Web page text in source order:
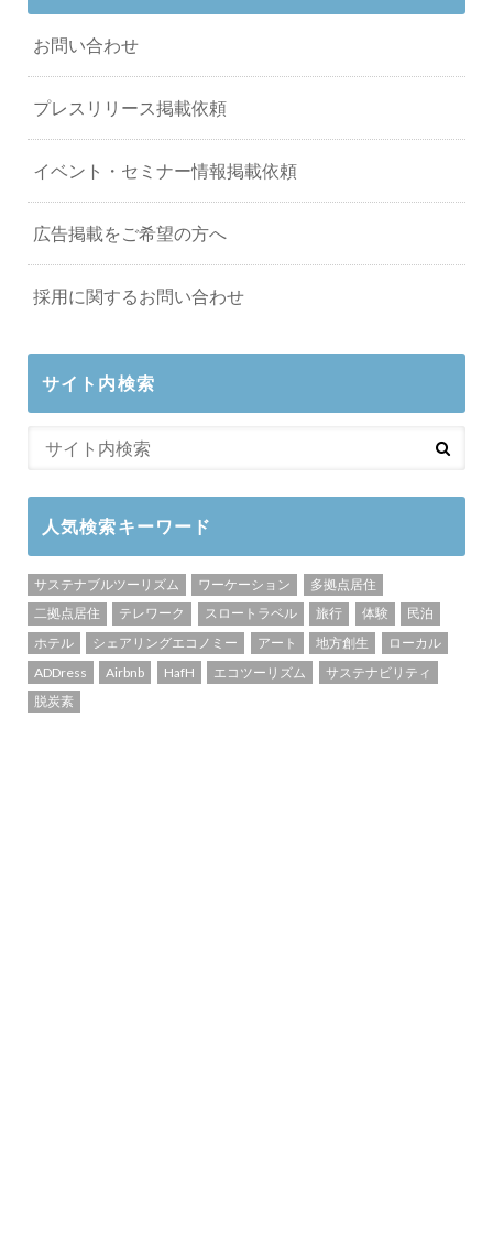
お問い合わせ
プレスリリース掲載依頼
イベント・セミナー情報掲載依頼
広告掲載をご希望の方へ
採用に関するお問い合わせ
サイト内検索
人気検索キーワード
サステナブルツーリズム ワーケーション
多拠点居住
二拠点居住
テレワーク スロートラベル 旅行 体験
民泊
ホテル
シェアリングエコノミー アート 地方創生
ローカル
ADDress
Airbnb HafH エコツーリズム
サステナビリティ
脱炭素